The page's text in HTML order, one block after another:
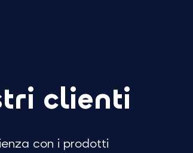
clienti
con i prodotti